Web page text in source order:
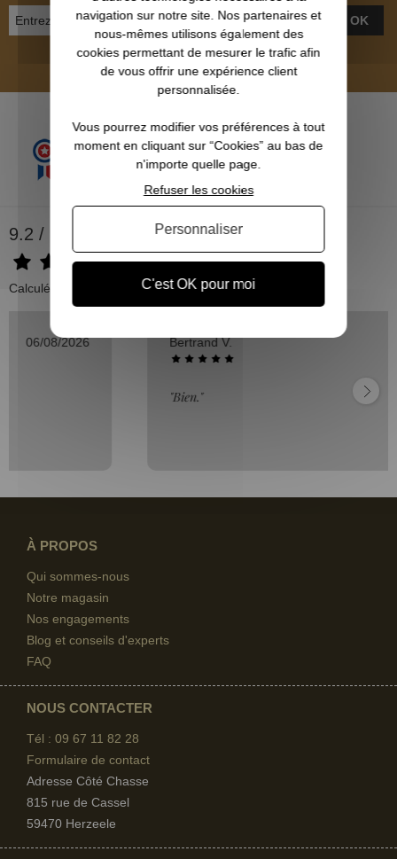
OK
Inscrivez-vous et recevez nos bons plans
9.2 / 10
Calculé à partir de 500 avis.
Bertrand V. 06/08/2026
À PROPOS
Qui sommes-nous
Notre magasin
Nos engagements
Blog et conseils d'experts
FAQ
NOUS CONTACTER
Tél : 09 67 11 82 28
Formulaire de contact
Adresse Côté Chasse
815 rue de Cassel
59470 Herzeele
navigation sur notre site. Nos partenaires et
nous-mêmes utilisons également des
cookies permettant de mesurer le trafic afin
de vous offrir une expérience client
personnalisée.
Vous pourrez modifier vos préférences à tout
moment en cliquant sur “Cookies” au bas de
n'importe quelle page.
C'est OK pour moi
Refuser les cookies
Personnaliser